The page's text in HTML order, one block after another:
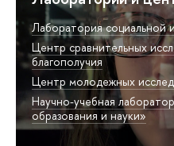
Лаборатория социальной
Центр сравнительных
благополучия
Центр молодежных
Научно-учебная
образования и науки»